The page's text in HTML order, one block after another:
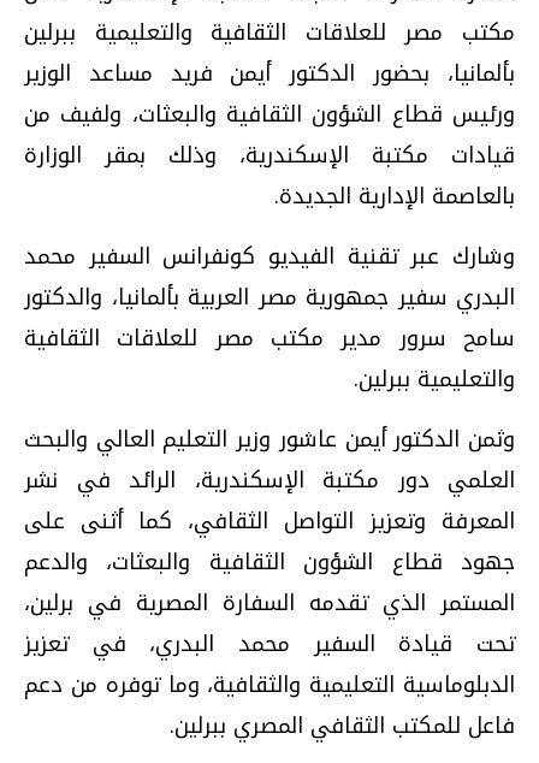
مكتب مصر للعلاقات الثقافية والتعليمية ببرلين
بألمانيا، بحضور الدكتور أيمن فريد مساعد الوزير
ورئيس قطاع الشؤون الثقافية والبعثات، ولفيف من
قيادات مكتبة الإسكندرية، وذلك بمقر الوزارة
بالعاصمة الإدارية الجديدة.
وشارك عبر تقنية الفيديو كونفرانس السفير محمد
البدري سفير جمهورية مصر العربية بألمانيا، والدكتور
سامح سرور مدير مكتب مصر للعلاقات الثقافية
والتعليمية ببرلين.
وثمن الدكتور أيمن عاشور وزير التعليم العالي والبحث
العلمي دور مكتبة الإسكندرية، الرائد في نشر
المعرفة وتعزيز التواصل الثقافي، كما أثنى على
جهود قطاع الشؤون الثقافية والبعثات، والدعم
المستمر الذي تقدمه السفارة المصرية في برلين،
تحت قيادة السفير محمد البدري، في تعزيز
الدبلوماسية التعليمية والثقافية، وما توفره من دعم
فاعل للمكتب الثقافي المصري ببرلين.